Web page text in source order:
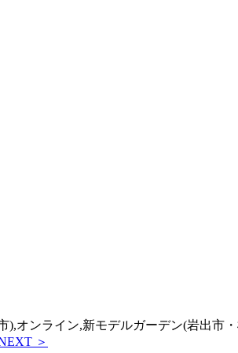
),オンライン,新モデルガーデン(岩出市
＞